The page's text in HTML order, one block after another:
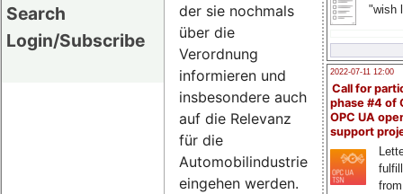
Search
Login/Subscribe
"wish
2022-07-11 12:00
Call for
phase #4 of
OPC UA
support
der sie nochmals
über die
Verordnung
informieren und
insbesondere auch
auf die Relevanz
für die
Automobilindustrie
eingehen werden.